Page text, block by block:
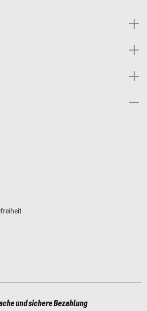
und sichere Bezahlung